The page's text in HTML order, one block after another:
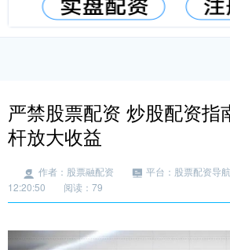
严禁股票配资 炒股配资指
杆放大收益
作者：股票融配资 平台：股票配资导航
12:20:50
阅读：79